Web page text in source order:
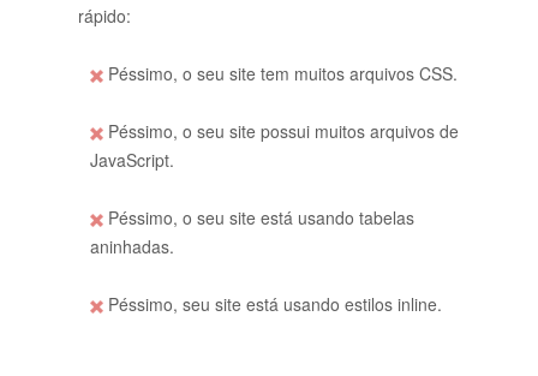
rápido:
Péssimo, o seu site tem muitos arquivos CSS.
Péssimo, o seu site possui muitos arquivos de
JavaScript.
Péssimo, o seu site está usando tabelas
aninhadas.
Péssimo, seu site está usando estilos inline.